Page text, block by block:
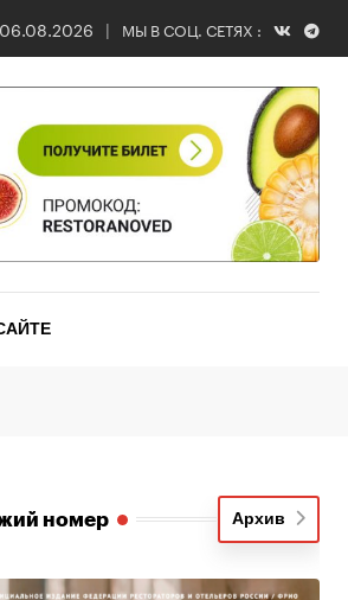
06.08.2026 МЫ В СОЦ. СЕТЯХ :
номер Архив